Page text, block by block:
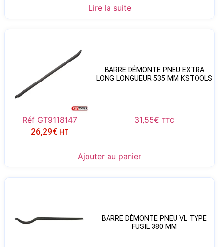
Lire la suite
BARRE DÉMONTE PNEU EXTRA
LONG LONGUEUR 535 MM KSTOOLS
Réf GT9118147 31,55€ TTC
26,29€ HT
Ajouter au panier
BARRE DÉMONTE PNEU VL TYPE
FUSIL 380 MM